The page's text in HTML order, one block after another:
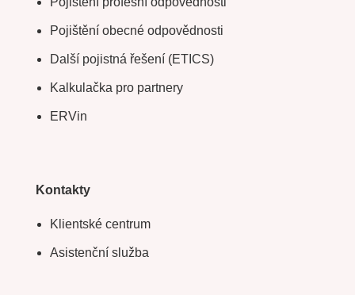
Pojištění obecné odpovědnosti
Další pojistná řešení (ETICS)
Kalkulačka pro partnery
ERVin
Kontakty
Klientské centrum
Asistenční služba